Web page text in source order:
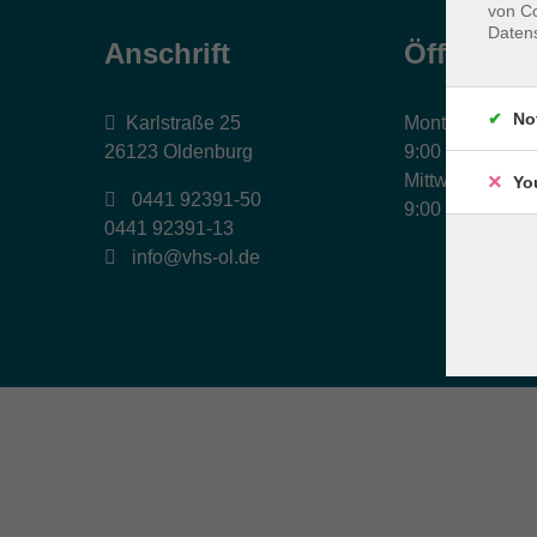
Anschrift
Karlstraße 25
26123 Oldenburg
0441 92391-50
0441 92391-13
info@vhs-ol.de
Montag,
9:00 bis 17:00
Mittwoch und
9:00 bis 12:30
von